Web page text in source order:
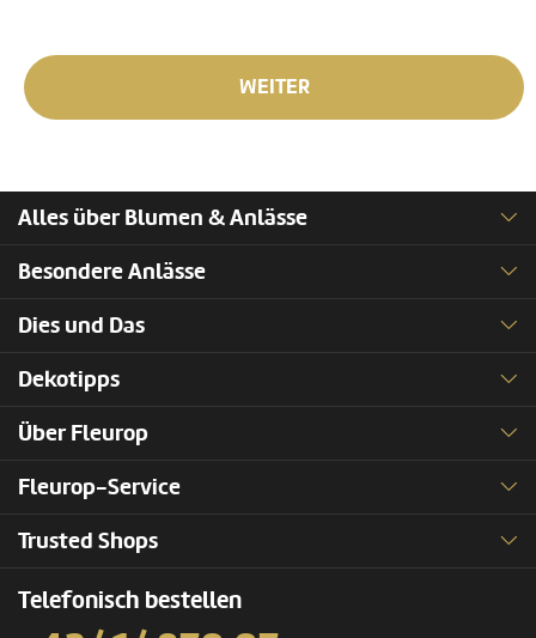
WEITER
Alles über Blumen & Anlässe
Besondere Anlässe
Dies und Das
Dekotipps
Über Fleurop
Fleurop-Service
Trusted Shops
Telefonisch bestellen